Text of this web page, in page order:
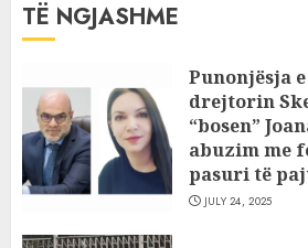
TË NGJASHME
Punonjësja
drejtorin
“bosen”
abuzim me
pasuri të
JULY 24, 2025